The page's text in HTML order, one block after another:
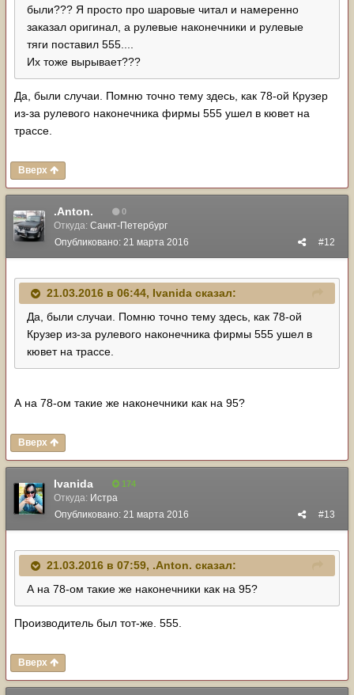
были??? Я просто про шаровые читал и намеренно
заказал оригинал, а рулевые наконечники и рулевые
тяги поставил 555....
Их тоже вырывает???
Да, были случаи. Помню точно тему здесь, как 78-ой Крузер
из-за рулевого наконечника фирмы 555 ушел в кювет на
трассе.
Вверх
.Anton. 0
Откуда: Санкт-Петербург
#12
Опубликовано: 21 марта 2016
21.03.2016 в 06:44, Ivanida сказал:
Да, были случаи. Помню точно тему здесь, как 78-ой
Крузер из-за рулевого наконечника фирмы 555 ушел в
кювет на трассе.
А на 78-ом такие же наконечники как на 95?
Вверх
Ivanida 174
Откуда: Истра
#13
Опубликовано: 21 марта 2016
21.03.2016 в 07:59, .Anton. сказал:
А на 78-ом такие же наконечники как на 95?
Производитель был тот-же. 555.
Вверх